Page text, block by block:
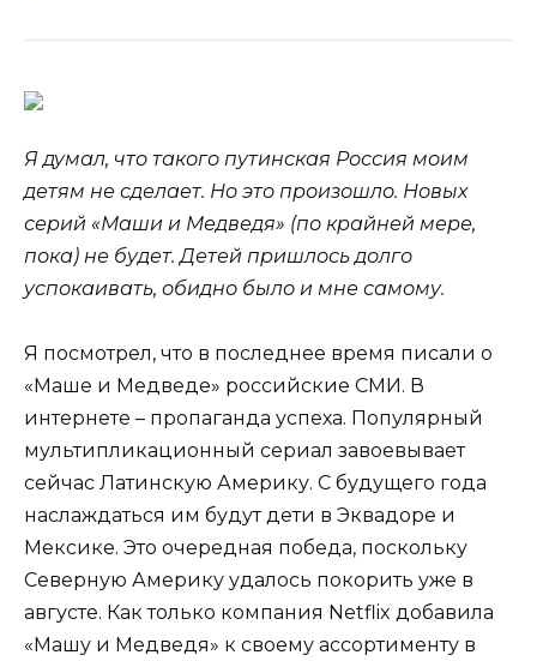
Я думал, что такого путинская Россия моим
детям не сделает. Но это произошло. Новых
серий «Маши и Медведя» (по крайней мере,
пока) не будет. Детей пришлось долго
успокаивать, обидно было и мне самому.
Я посмотрел, что в последнее время писали о
«Маше и Медведе» российские СМИ. В
интернете – пропаганда успеха. Популярный
мультипликационный сериал завоевывает
сейчас Латинскую Америку. С будущего года
наслаждаться им будут дети в Эквадоре и
Мексике. Это очередная победа, поскольку
Северную Америку удалось покорить уже в
августе. Как только компания Netflix добавила
«Машу и Медведя» к своему ассортименту в